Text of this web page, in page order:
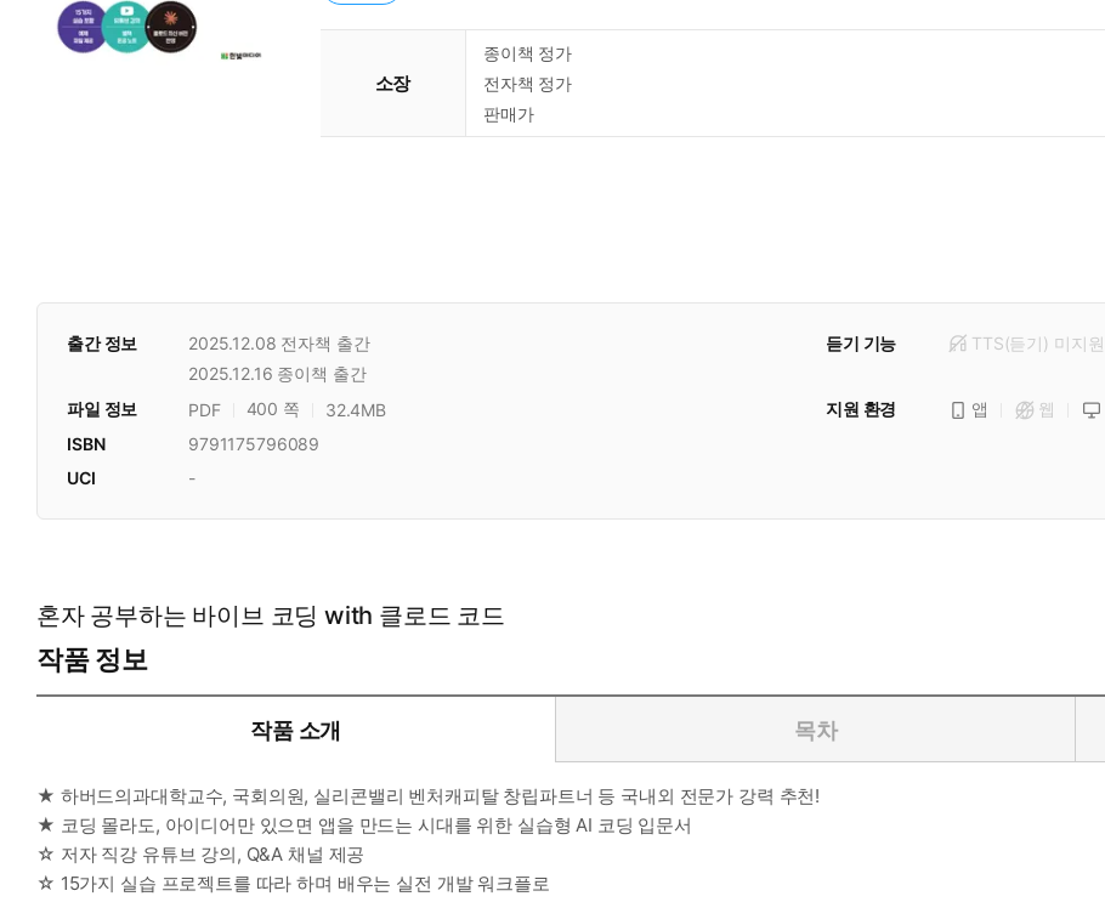
소장
종이책 정가
전자책 정가
판매가
출간 정보 2025.12.08 전자책 출간
2025.12.16 종이책 출간
듣기 기능 TTS(듣기) 미지원
파일 정보 PDF 400 쪽 32.4MB 지원 환경 앱 웹
ISBN
9791175796089
UCI
-
혼자 공부하는 바이브 코딩 with 클로드 코드
작품 정보
작품 소개 목차
★ 하버드의과대학교수, 국회의원, 실리콘밸리 벤처캐피탈 창립파트너 등 국내외 전문가 강력 추천!
★ 코딩 몰라도, 아이디어만 있으면 앱을 만드는 시대를 위한 실습형 AI 코딩 입문서
☆ 저자 직강 유튜브 강의, Q&A 채널 제공
☆ 15가지 실습 프로젝트를 따라 하며 배우는 실전 개발 워크플로